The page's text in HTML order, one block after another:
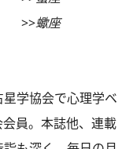
蠍座
学協会で心理学ベ
員。本誌他、連載